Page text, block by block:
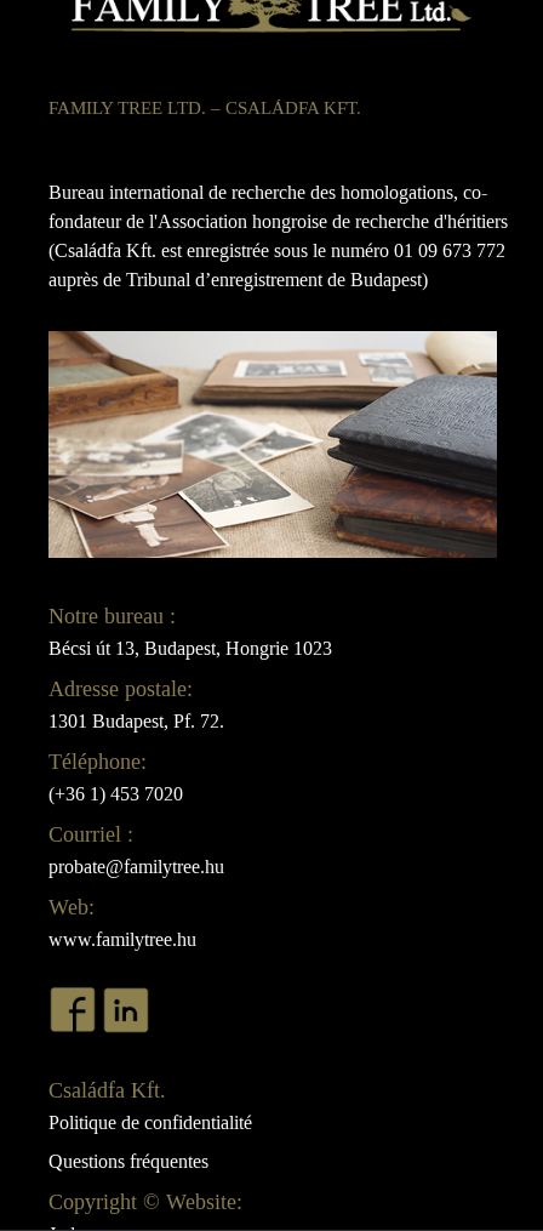
FAMILY TREE LTD. – CSALÁDFA KFT.
Bureau international de recherche des homologations, co-
fondateur de l'Association hongroise de recherche d'héritiers
(Családfa Kft. est enregistrée sous le numéro 01 09 673 772
auprès de Tribunal d’enregistrement de Budapest)
Notre bureau :
Bécsi út 13, Budapest, Hongrie 1023
Adresse postale:
1301 Budapest, Pf. 72.
Téléphone:
(+36 1) 453 7020
Courriel :
probate@familytree.hu
Web:
www.familytree.hu
Családfa Kft.
Politique de confidentialité
Questions fréquentes
Copyright © Website: